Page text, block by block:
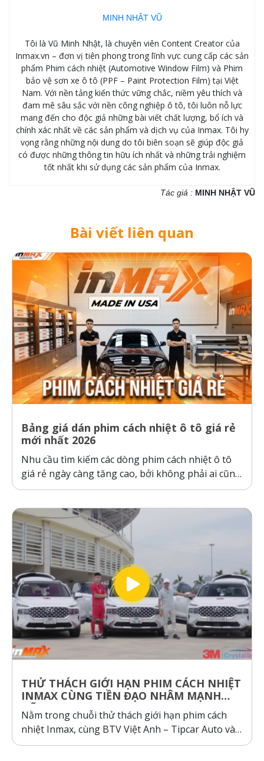
MINH NHẬT VŨ
Tôi là Vũ Minh Nhật, là chuyên viên Content Creator của
Inmax.vn – đơn vị tiên phong trong lĩnh vực cung cấp các sản
phẩm Phim cách nhiệt (Automotive Window Film) và Phim
bảo vệ sơn xe ô tô (PPF – Paint Protection Film) tại Việt
Nam. Với nền tảng kiến thức vững chắc, niềm yêu thích và
đam mê sâu sắc với nền công nghiệp ô tô, tôi luôn nỗ lực
mang đến cho độc giả những bài viết chất lượng, bổ ích và
chính xác nhất về các sản phẩm và dịch vụ của Inmax. Tôi hy
vọng rằng những nội dung do tôi biên soạn sẽ giúp độc giả
có được những thông tin hữu ích nhất và những trải nghiệm
tốt nhất khi sử dụng các sản phẩm của Inmax.
Tác giả : MINH NHẬT VŨ
Bài viết liên quan
Bảng giá dán phim cách nhiệt ô tô giá rẻ
mới nhất 2026
Nhu cầu tìm kiếm các dòng phim cách nhiệt ô tô
giá rẻ ngày càng tăng cao, bởi không phải ai cũng
sẵn sàng bỏ ra hàng chục triệu đồng cho một gói
hãng” và “hàng giả, hàng nhái”...
THỬ THÁCH GIỚI HẠN PHIM CÁCH NHIỆT
INMAX CÙNG TIỀN ĐẠO NHÂM MẠNH
DŨNG
Nằm trong chuỗi thử thách giới hạn phim cách
nhiệt Inmax, cùng BTV Việt Anh – Tipcar Auto và
cầu thủ Nhâm Mạnh Dũng so sánh và kiểm